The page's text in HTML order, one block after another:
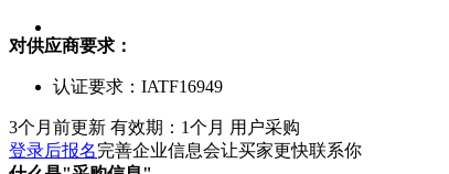
对供应商要求：
认证要求： IATF16949
3个月前更新 有效期：1个月 用户采购
登录后报名完善企业信息会让买家更快联系你